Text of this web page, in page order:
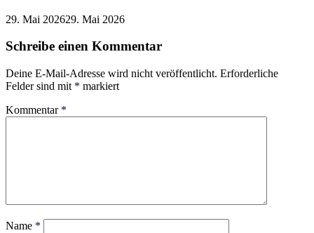
29. Mai 202629. Mai 2026
Schreibe einen Kommentar
Deine E-Mail-Adresse wird nicht veröffentlicht. Erforderliche
Felder sind mit * markiert
Kommentar *
Name *